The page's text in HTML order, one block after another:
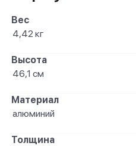
Вес
4,42 кг
Высота
46,1 см
Материал
алюминий
Толщина